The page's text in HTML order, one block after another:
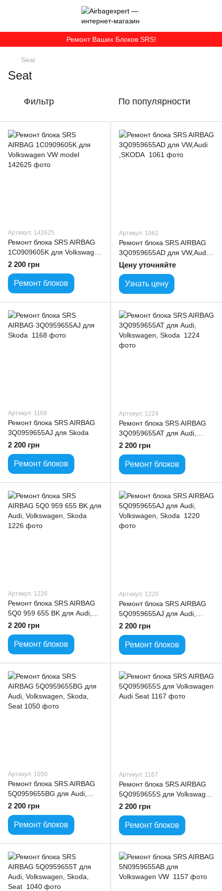
Ремонт Ваших Блоков SRS!
Seat
Seat
Фильтр По популярности
Артикул: 142625
Ремонт блока SRS AIRBAG
1C0909605K для Volkswagen
VW model
2 200 грн
Ремонт блоков
Артикул: 1061
Ремонт блока SRS AIRBAG
3Q0959655AD для VW,Audi
,SKODA
Цену уточняйте
Узнать цену
Артикул: 1168
Ремонт блока SRS AIRBAG
3Q0959655AJ для Skoda
2 200 грн
Ремонт блоков
Артикул: 1224
Ремонт блока SRS AIRBAG
3Q0959655AT для Audi,
Volkswagen, Skoda
2 200 грн
Ремонт блоков
Артикул: 1226
Ремонт блока SRS AIRBAG
5Q0 959 655 BK для Audi,
Volkswagen, Skoda
2 200 грн
Ремонт блоков
Артикул: 1220
Ремонт блока SRS AIRBAG
5Q0959655AJ для Audi,
Volkswagen, Skoda
2 200 грн
Ремонт блоков
Артикул: 1050
Ремонт блока SRS AIRBAG
5Q0959655BG для Audi,
Volkswagen, Skoda, Seat
2 200 грн
Ремонт блоков
Артикул: 1167
Ремонт блока SRS AIRBAG
5Q0959655S для Volkswagen
Audi Seat
2 200 грн
Ремонт блоков